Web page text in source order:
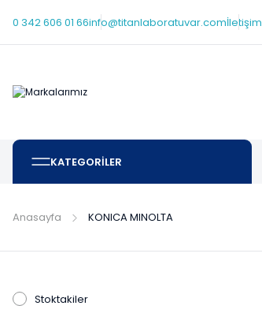
0 342 606 01 66info@titanlaboratuvar.comİletişim
KATEGORİLER
Anasayfa KONICA MINOLTA
Stoktakiler